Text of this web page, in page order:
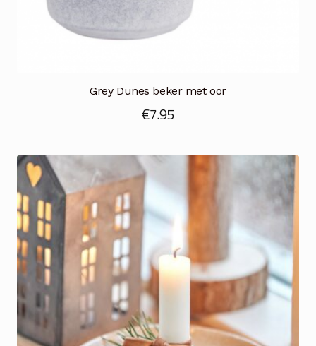
Grey Dunes beker met oor
€7.95